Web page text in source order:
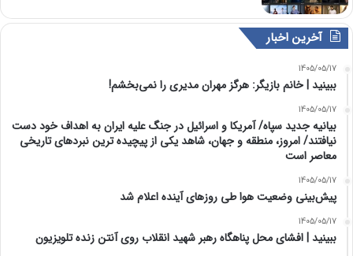
آخرین اخبار
1405/05/17
ببینید | خانم بازیگر: هرگز مهران مدیری را نمی‌بخشم!
1405/05/17
بیانیه جدید سپاه/ آمریکا و اسرائیل در جنگ علیه ایران به اهداف خود دست
نیافتند/ امروز، منطقه و جهان، شاهد یکی از پیچیده ترین نبردهای تاریخی
معاصر است
1405/05/17
پیش‌بینی وضعیت هوا طی روزهای آینده اعلام شد
1405/05/17
ببینید | افشای محل پناهگاه‌ رهبر شهید انقلاب روی آنتن زنده تلویزیون